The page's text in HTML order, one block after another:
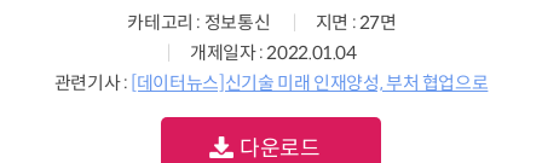
카테고리 : 정보통신
지면 : 27면
개제일자 : 2022.01.04
관련기사 : [데이터뉴스]신기술 미래 인재양성, 부처 협업으로
다운로드